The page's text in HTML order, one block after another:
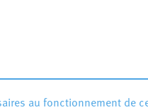
au fonctionnement de